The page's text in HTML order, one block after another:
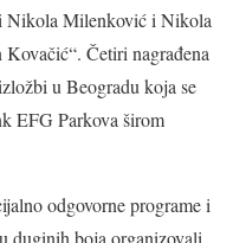
Nikola Milenković i Nikola
Četiri nagrađena
u Beogradu koja se
EFG Parkova širom
odgovorne programe i
duginih boja organizovali